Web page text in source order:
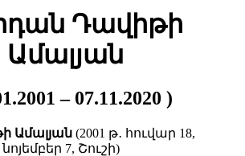
Դավիթի
Ամալյան
– 07.11.2020 )
Ամալյան (2001 թ․ հուվար 18,
7, Շուշի)